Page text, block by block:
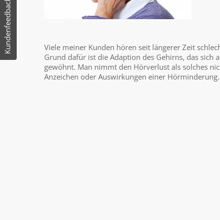
Viele meiner Kunden hören seit längerer Zeit
Grund dafür ist die Adaption des Gehirns, das sich
gewöhnt. Man nimmt den Hörverlust als solches
Anzeichen oder Auswirkungen einer Hörminderung.
Kundenfeedback